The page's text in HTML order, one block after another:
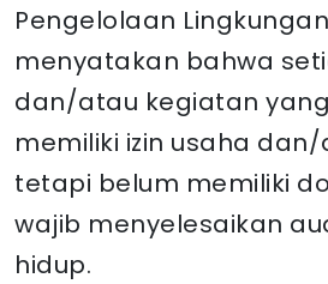
Pengelolaan
menyatakan bahwa
dan/atau kegiatan
memiliki izin usaha
tetapi belum memiliki
wajib menyelesaikan
hidup.